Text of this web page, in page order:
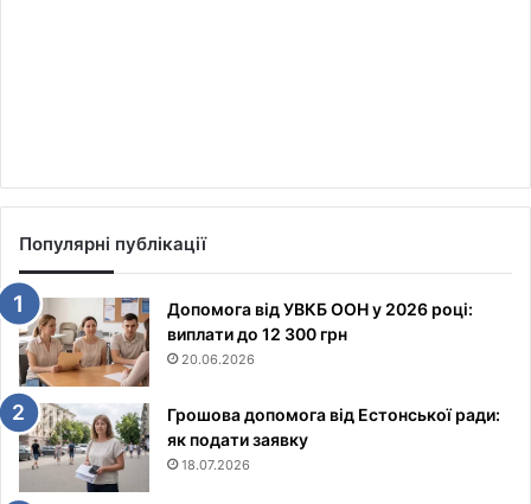
Популярні публікації
Допомога від УВКБ ООН у 2026 році:
виплати до 12 300 грн
20.06.2026
Грошова допомога від Естонської ради:
як подати заявку
18.07.2026